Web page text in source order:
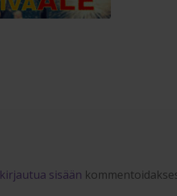
kirjautua sisään